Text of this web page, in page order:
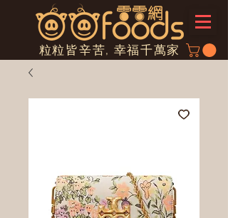
粒粒皆辛苦, 幸福千萬家